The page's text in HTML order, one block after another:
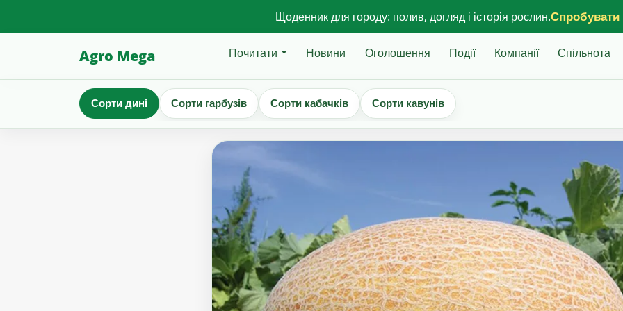
Щоденник для городу: полив, догляд і історія рослин.
Agro Mega Почитати Новини Оголошення Події Компанії Спільнота
Сорти дині Сорти гарбузів Сорти кабачків Сорти кавунів